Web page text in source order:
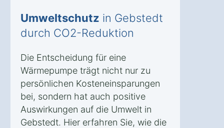
Umweltschutz in Gebstedt
durch CO2-Reduktion
Die Entscheidung für eine
Wärmepumpe trägt nicht nur zu
persönlichen Kosteneinsparungen
bei, sondern hat auch positive
Auswirkungen auf die Umwelt in
Gebstedt. Hier erfahren Sie, wie die